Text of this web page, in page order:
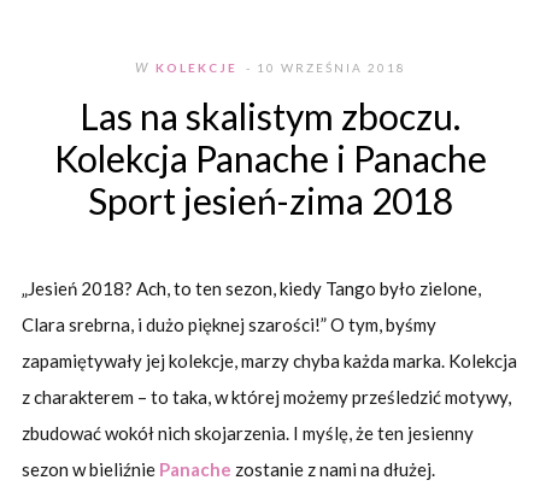
W KOLEKCJE - 10 WRZEŚNIA 2018
Las na skalistym zboczu.
Kolekcja Panache i Panache
Sport jesień-zima 2018
„Jesień 2018? Ach, to ten sezon, kiedy Tango było zielone,
Clara srebrna, i dużo pięknej szarości!” O tym, byśmy
zapamiętywały jej kolekcje, marzy chyba każda marka. Kolekcja
z charakterem – to taka, w której możemy prześledzić motywy,
zbudować wokół nich skojarzenia. I myślę, że ten jesienny
sezon w bieliźnie Panache zostanie z nami na dłużej.